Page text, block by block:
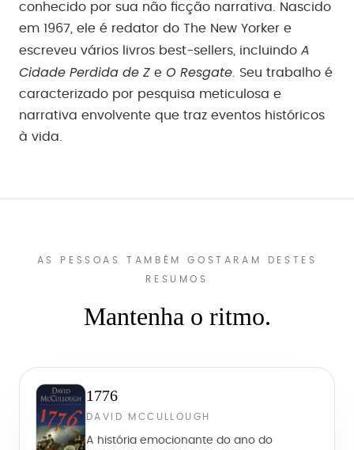
conhecido por sua não ficção narrativa. Nascido
em 1967, ele é redator do The New Yorker e
escreveu vários livros best-sellers, incluindo A
Cidade Perdida de Z e O Resgate . Seu trabalho é
caracterizado por pesquisa meticulosa e
narrativa envolvente que traz eventos históricos
à vida.
AS PESSOAS TAMBÉM GOSTARAM DESTES
RESUMOS
Mantenha o ritmo.
1776
DAVID MCCULLOUGH
A história emocionante do ano do